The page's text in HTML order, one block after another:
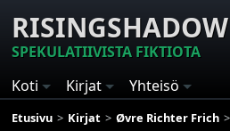
RISINGSHADOW
SPEKULATIIVISTA FIKTIOTA
Koti
Kirjat Yhteisö
Etusivu Kirjat Øvre Richter Frich